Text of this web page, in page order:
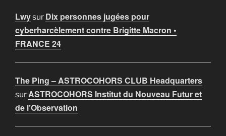
Lwysur Dix personnes jugées pour
cyberharcèlement contre Brigitte Macron •
FRANCE 24
The Ping – ASTROCOHORS CLUB Headquarters
surASTROCOHORS Institut du Nouveau Futur et
de l’Observation